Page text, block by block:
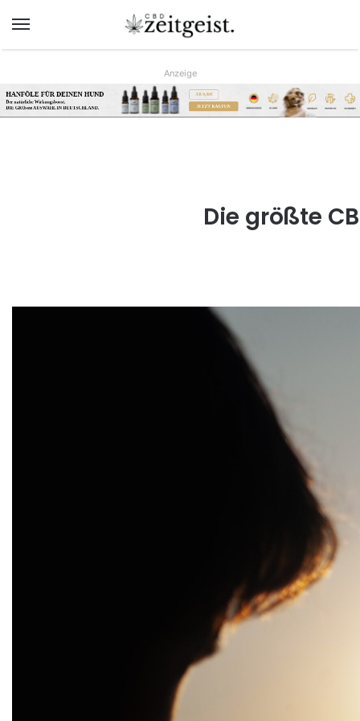
Menü
Anzeige
HANFÖLE FÜR DEINEN HUND
Der natürliche Wirkungsboost.
DIE GRÖsste AUSWAHL IN DEUTSCHLAND.
AB 9,90€
JETZT KAUFEN
www.hunreys.de
Die größte